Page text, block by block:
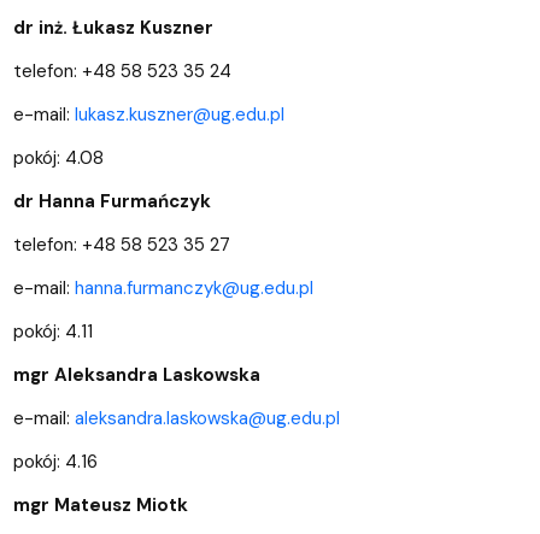
dr inż. Łukasz Kuszner
telefon: +48 58 523 35 24
e-mail: lukasz.kuszner@ug.edu.pl
pokój: 4.08
dr Hanna Furmańczyk
telefon: +48 58 523 35 27
e-mail: hanna.furmanczyk@ug.edu.pl
pokój: 4.11
mgr Aleksandra Laskowska
e-mail: aleksandra.laskowska@ug.edu.pl
pokój: 4.16
mgr Mateusz Miotk